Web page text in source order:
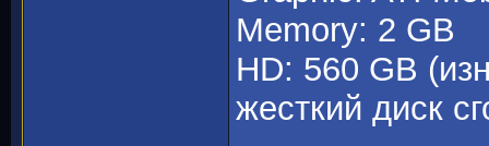
Memory: 2 GB
HD: 560 GB
жесткий диск